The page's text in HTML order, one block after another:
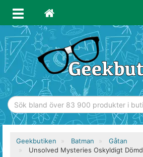
Geekbutiken Batman
Gåtan
Unsolved Mysteries Oskyldigt Dömd